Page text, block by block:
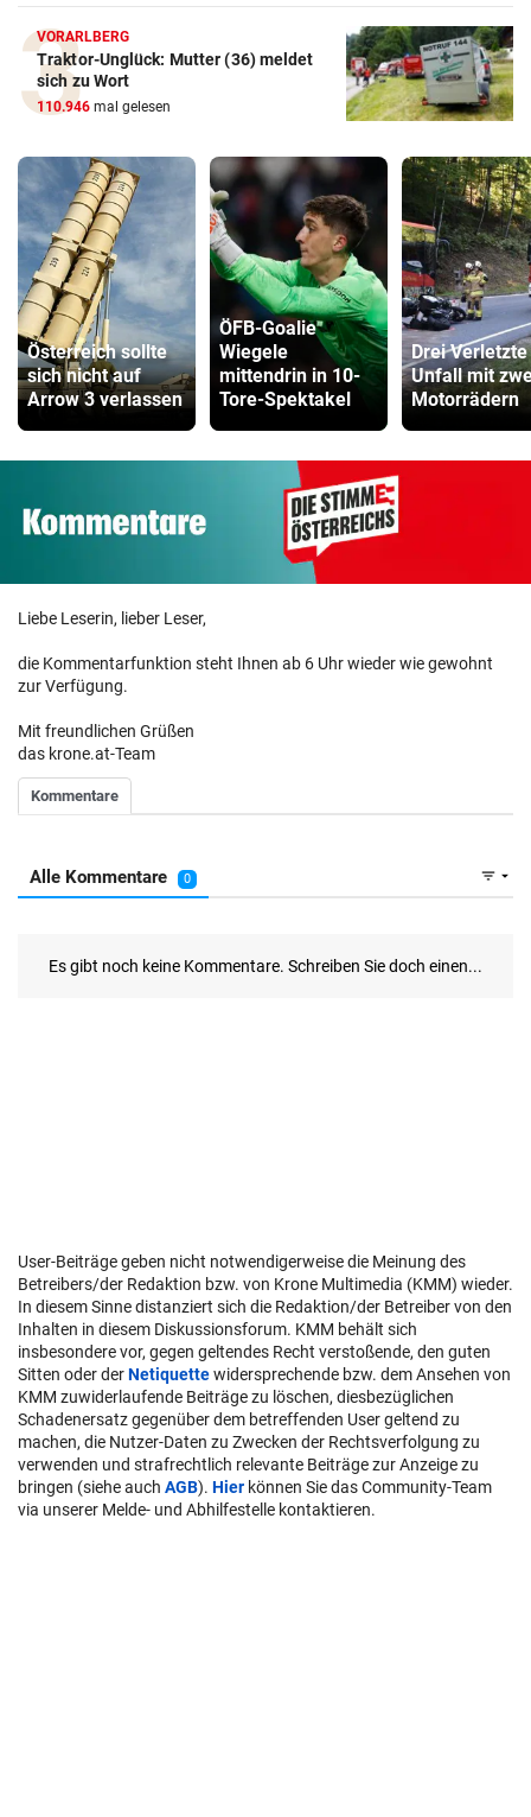
VORARLBERG
Traktor-Unglück: Mutter (36) meldet
sich zu Wort
110.946 mal gelesen
Österreich sollte
sich nicht auf
Arrow 3 verlassen
ÖFB-Goalie
Wiegele
mittendrin in 10-
Tore-Spektakel
Drei
Unfall mit
Motorrädern
Liebe Leserin, lieber Leser,
die Kommentarfunktion steht Ihnen ab 6 Uhr wieder wie gewohnt
zur Verfügung.
Mit freundlichen Grüßen
das krone.at-Team
User-Beiträge geben nicht notwendigerweise die Meinung des
Betreibers/der Redaktion bzw. von Krone Multimedia (KMM) wieder.
In diesem Sinne distanziert sich die Redaktion/der Betreiber von den
Inhalten in diesem Diskussionsforum. KMM behält sich
insbesondere vor, gegen geltendes Recht verstoßende, den guten
Sitten oder derNetiquettewidersprechende bzw. dem Ansehen von
KMM zuwiderlaufende Beiträge zu löschen, diesbezüglichen
Schadenersatz gegenüber dem betreffenden User geltend zu
machen, die Nutzer-Daten zu Zwecken der Rechtsverfolgung zu
verwenden und strafrechtlich relevante Beiträge zur Anzeige zu
bringen (siehe auch AGB). Hier können Sie das Community-Team
via unserer Melde- und Abhilfestelle kontaktieren.